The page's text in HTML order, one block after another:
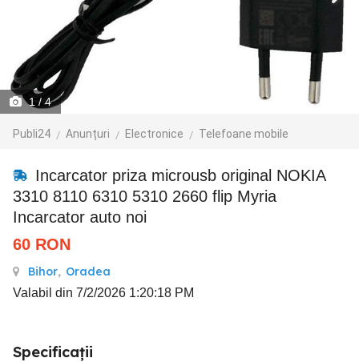
1 / 4
Publi24 Anunțuri Electronice Telefoane mobile
Incarcator priza microusb original NOKIA
3310 8110 6310 5310 2660 flip Myria
Incarcator auto noi
60 RON
Bihor, Oradea
Valabil din 7/2/2026 1:20:18 PM
Specificații